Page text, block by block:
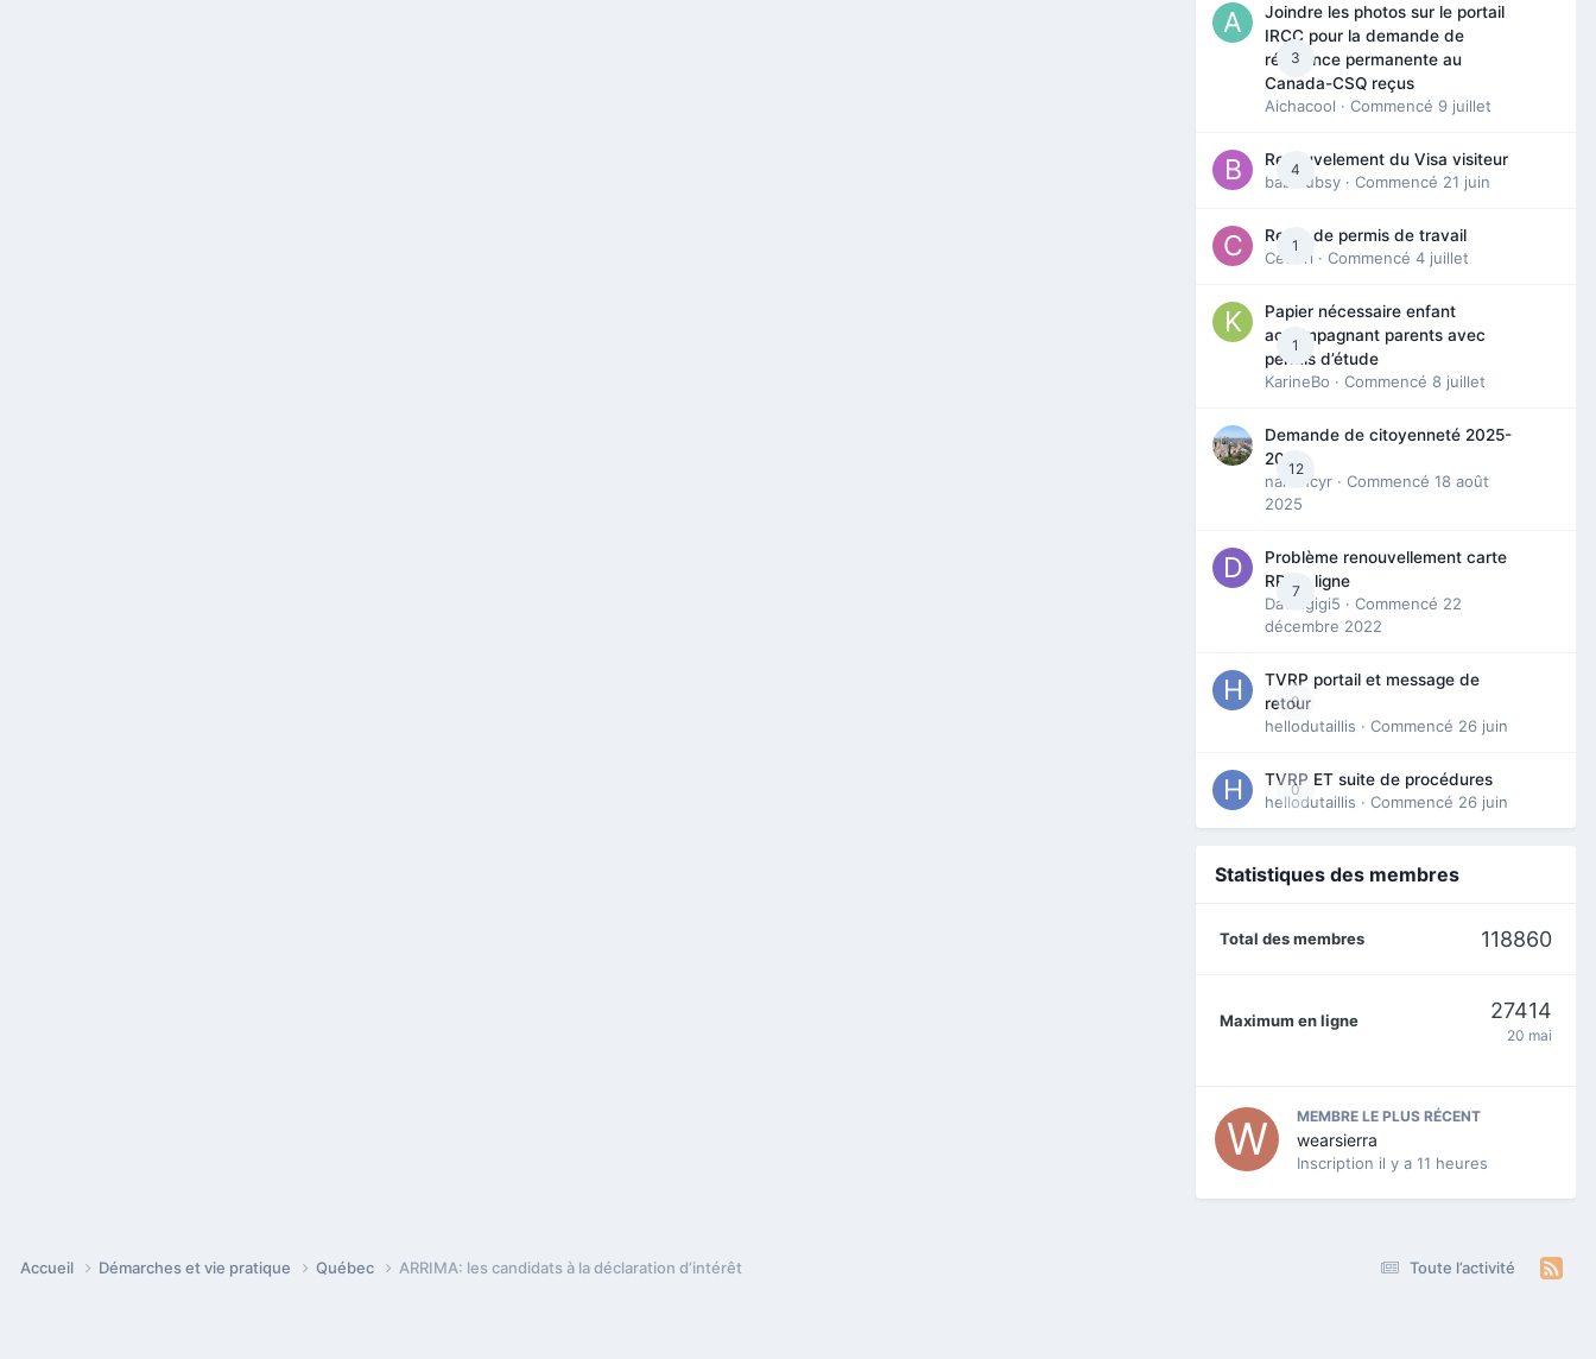
3
Joindre les photos sur le portail
IRCC pour la demande de
résidence permanente au
Canada-CSQ reçus
Aichacool · Commencé 9 juillet
4
Renouvelement du Visa visiteur
babibubsy · Commencé 21 juin
1
Refus de permis de travail
Cedbri · Commencé 4 juillet
1
Papier nécessaire enfant
accompagnant parents avec
permis d’étude
KarineBo · Commencé 8 juillet
12
Demande de citoyenneté 2025-
2026
nanancyr · Commencé 18 août
2025
7
Problème renouvellement carte
RP en ligne
Davidgigi5 · Commencé 22
décembre 2022
0
TVRP portail et message de
retour
hellodutaillis · Commencé 26 juin
0
TVRP ET suite de procédures
hellodutaillis · Commencé 26 juin
Statistiques des membres
Total des membres 118860
Maximum en ligne 27414
20 mai
MEMBRE LE PLUS RÉCENT
wearsierra
Inscription il y a 11 heures
Toute l’activité
Accueil Démarches et vie pratique Québec ARRIMA: les candidats à la déclaration d’intérêt